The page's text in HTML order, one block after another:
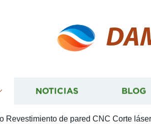
NOTICIAS BLOG
Revestimiento de pared CNC Corte